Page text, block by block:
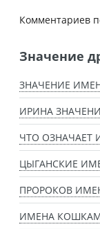
Комментариев
Значение
ЗНАЧЕНИЕ
ИРИНА
ЧТО ОЗНАЧАЕТ
ЦЫГАНСКИЕ
ПРОРОКОВ
ИМЕНА